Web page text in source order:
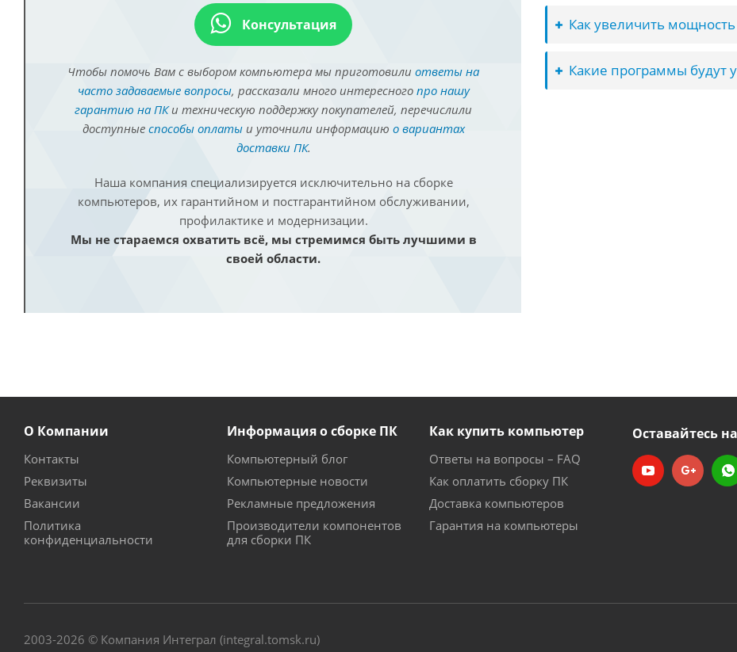
Консультация
Чтобы помочь Вам с выбором компьютера мы приготовили ответы на
часто задаваемые вопросы, рассказали много интересного про нашу
гарантию на ПКи техническую поддержку покупателей, перечислили
доступные способы оплатыи уточнили информацию о вариантах
доставки ПК.
Наша компания специализируется исключительно на сборке
компьютеров, их гарантийном и постгарантийном обслуживании,
профилактике и модернизации.
Мы не стараемся охватить всё, мы стремимся быть лучшими в
своей области.
Как увеличить
Какие программы будут
О Компании
Контакты
Реквизиты
Вакансии
Политика
конфиденциальности
Информация о сборке ПК
Компьютерный блог
Компьютерные новости
Рекламные предложения
Производители компонентов
для сборки ПК
Как купить компьютер
Ответы на вопросы – FAQ
Как оплатить сборку ПК
Доставка компьютеров
Гарантия на компьютеры
Оставайтесь
2003-2026 © Компания Интеграл (integral.tomsk.ru)